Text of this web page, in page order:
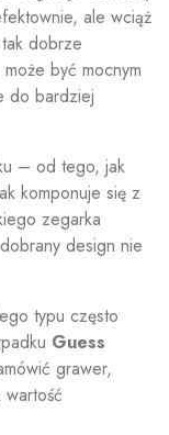
ale wciąż
dobrze
być mocnym
do bardziej
– od tego, jak
komponuje się z
zegarka
design nie
typu często
Guess
grawer,